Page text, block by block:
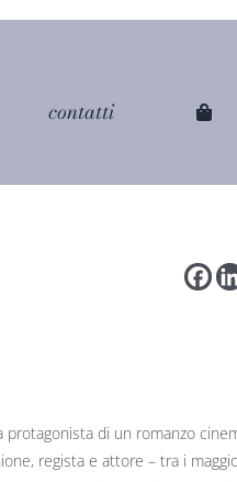
contatti
di un romanzo
regista e attore – tra i